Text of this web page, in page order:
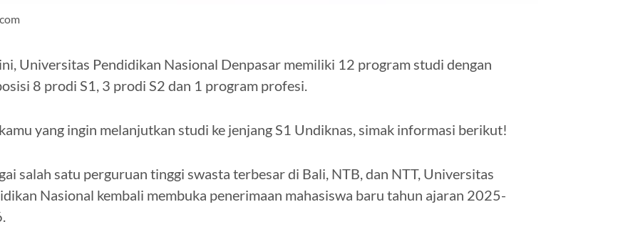
Universitas Pendidikan Nasional Denpasar memiliki 12 program studi dengan
8 prodi S1, 3 prodi S2 dan 1 program profesi.
yang ingin melanjutkan studi ke jenjang S1 Undiknas, simak informasi berikut!
salah satu perguruan tinggi swasta terbesar di Bali, NTB, dan NTT, Universitas
Nasional kembali membuka penerimaan mahasiswa baru tahun ajaran 2025-